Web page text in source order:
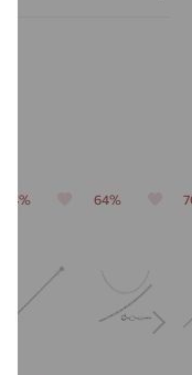
64% 64%